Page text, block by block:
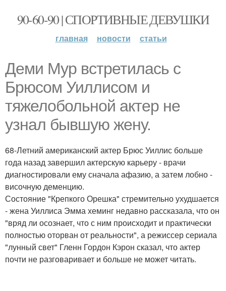
90-60-90 | СПОРТИВНЫЕ ДЕВУШКИ
главная новости статьи
Деми Мур встретилась с
Брюсом Уиллисом и
тяжелобольной актер не
узнал бывшую жену.
68-Летний американский актер Брюс Уиллис больше
года назад завершил актерскую карьеру - врачи
диагностировали ему сначала афазию, а затем лобно -
височную деменцию.
Состояние "Крепкого Орешка" стремительно ухудшается
- жена Уиллиса Эмма хеминг недавно рассказала, что он
"вряд ли осознает, что с ним происходит и практически
полностью оторван от реальности", а режиссер сериала
"лунный свет" Гленн Гордон Кэрон сказал, что актер
почти не разговаривает и больше не может читать.